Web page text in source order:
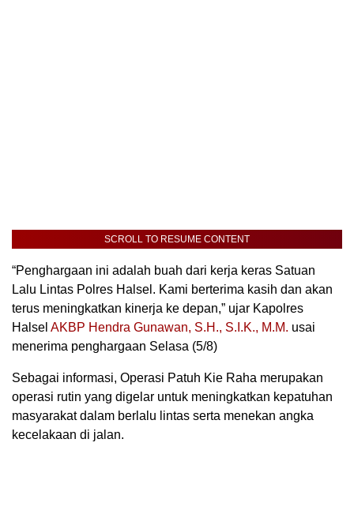
SCROLL TO RESUME CONTENT
“Penghargaan ini adalah buah dari kerja keras Satuan
Lalu Lintas Polres Halsel. Kami berterima kasih dan akan
terus meningkatkan kinerja ke depan,” ujar Kapolres
Halsel AKBP Hendra Gunawan, S.H., S.I.K., M.M. usai
menerima penghargaan Selasa (5/8)
Sebagai informasi, Operasi Patuh Kie Raha merupakan
operasi rutin yang digelar untuk meningkatkan kepatuhan
masyarakat dalam berlalu lintas serta menekan angka
kecelakaan di jalan.